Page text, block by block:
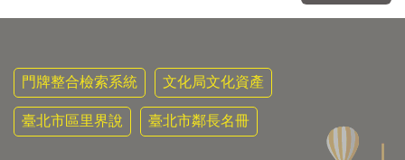
門牌整合檢索系統 文化局文化資產
臺北市區里界說 臺北市鄰長名冊